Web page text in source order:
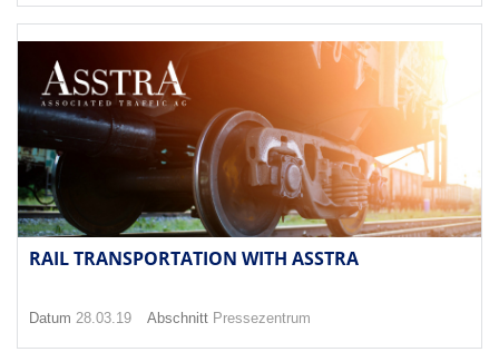
RAIL TRANSPORTATION WITH ASSTRA
Datum 28.03.19 Abschnitt Pressezentrum